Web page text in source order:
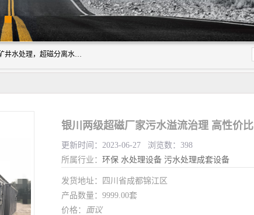
成都源蓉科技公司长期致力于环保技术的研发、设备制造、销售服务。磁分离，超磁分离，矿井水处理，超磁分离水处理设备专业厂家（国家发明专利授权）在水处理领域，公司拥有自己的技术，包括磁分离净化、磁力脱水、精密过滤等，且已获得多项国家发明专利磁分离设备，一级强化设备，磁分离机，磁分离水处理技术服务，超磁分离水处理技术服务。
银川两级超磁厂家污水溢流治理 高性价比
更新时间：2023-06-27 浏览数：398
所属行业： 环保 水处理设备 污水处理成套设备
发货地址：四川省成都锦江区
产品数量：9999.00套
价格： 面议